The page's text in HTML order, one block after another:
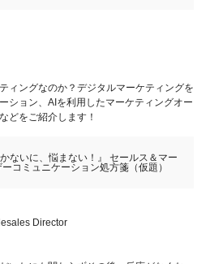
ィングなのか？デジタルマーケティングを
ション、AIを利用したマーケティングオー
どをご紹介します！
かないに、悩まない！』 セールス＆マー
コミュニケーション処方箋（仮題）
Director